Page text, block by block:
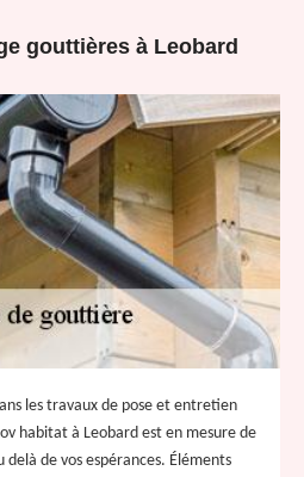
gouttières à Leobard
les travaux de pose et entretien
habitat à Leobard est en mesure de
de vos espérances. Éléments